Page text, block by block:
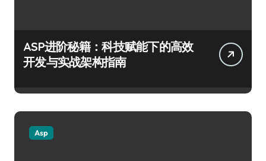
ASP进阶秘籍：科技赋能下的高效
开发与实战架构指南
Asp